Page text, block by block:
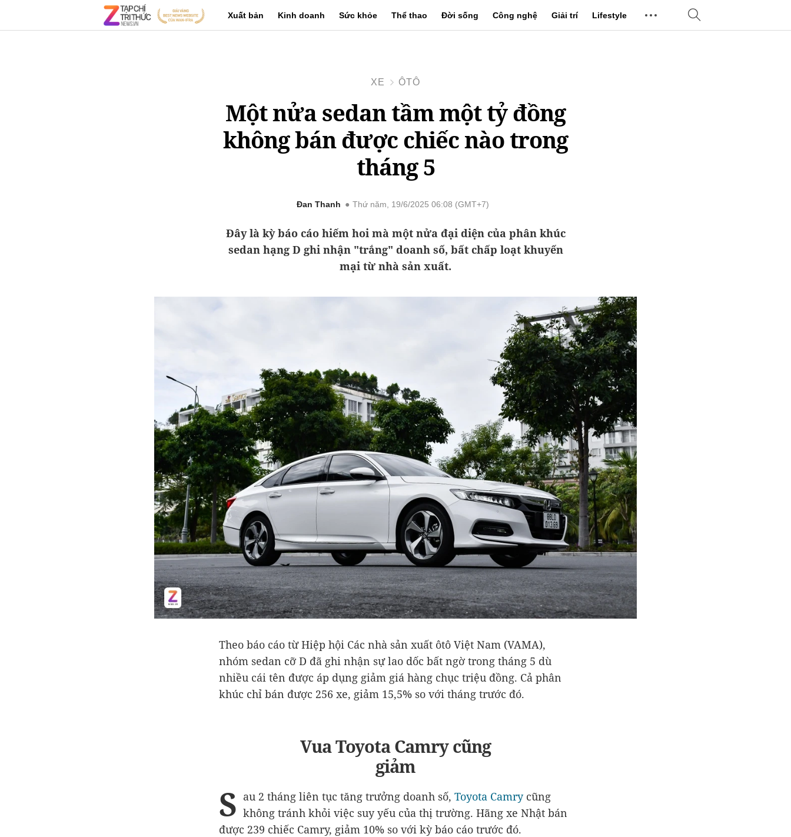
Xuất bản Kinh doanh Sức khỏe Thể thao Đời sống Công nghệ Giải trí Lifestyle
XE ÔTÔ
Một nửa sedan tầm một tỷ đồng
không bán được chiếc nào trong
tháng 5
Đan Thanh Thứ năm, 19/6/2025 06:08 (GMT+7)
Đây là kỳ báo cáo hiếm hoi mà một nửa đại diện của phân khúc
sedan hạng D ghi nhận "trắng" doanh số, bất chấp loạt khuyến
mại từ nhà sản xuất.
Theo báo cáo từ Hiệp hội Các nhà sản xuất ôtô Việt Nam (VAMA),
nhóm sedan cỡ D đã ghi nhận sự lao dốc bất ngờ trong tháng 5 dù
nhiều cái tên được áp dụng giảm giá hàng chục triệu đồng. Cả phân
khúc chỉ bán được 256 xe, giảm 15,5% so với tháng trước đó.
VuaToyotaCamry cũng
giảm
S au 2 tháng liên tục tăng trưởng doanh số, Toyota Camrycũng
không tránh khỏi việc suy yếu của thị trường. Hãng xe Nhật bán
được 239 chiếc Camry, giảm 10% so với kỳ báo cáo trước đó.